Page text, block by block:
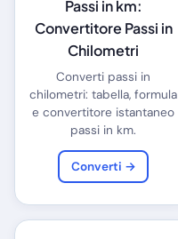
Passi in km:
Convertitore Passi in
Chilometri
Converti passi in
chilometri: tabella, formula
e convertitore istantaneo
passi in km.
Converti →